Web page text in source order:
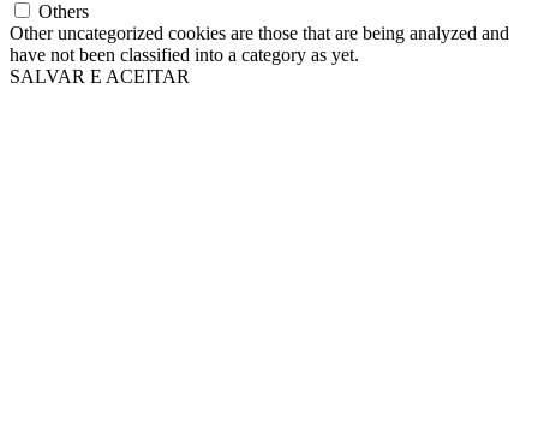
Others
Other uncategorized cookies are those that are being analyzed and
have not been classified into a category as yet.
SALVAR E ACEITAR